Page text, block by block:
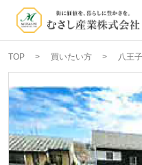
TOP 買いたい方 八王